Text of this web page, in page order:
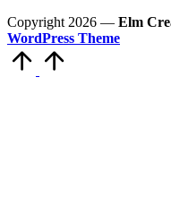
Copyright 2026 — Elm
WordPress Theme